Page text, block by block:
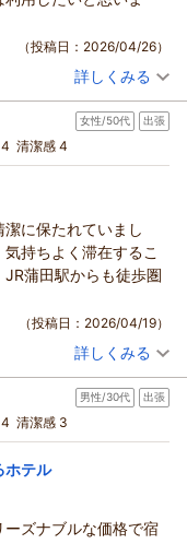
（投稿日：2026/04/26）
ペシャル価格◎
込)
詳しくみる
女性/50代 出張
清潔感 4
に保たれていまし
持ちよく滞在するこ
蒲田駅からも徒歩圏
（投稿日：2026/04/19）
ペシャル価格◎
込)
詳しくみる
男性/30代 出張
清潔感 3
ホテル
ズナブルな価格で宿